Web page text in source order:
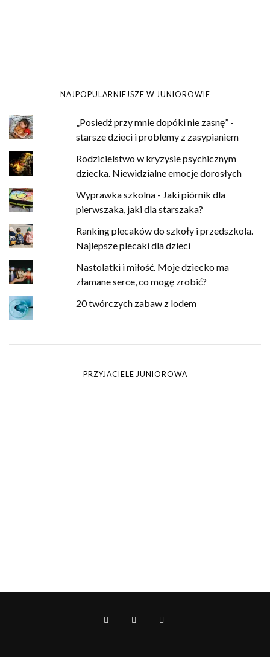
NAJPOPULARNIEJSZE W JUNIOROWIE
„Posiedź przy mnie dopóki nie zasnę” -
starsze dzieci i problemy z zasypianiem
Rodzicielstwo w kryzysie psychicznym
dziecka. Niewidzialne emocje dorosłych
Wyprawka szkolna - Jaki piórnik dla
pierwszaka, jaki dla starszaka?
Ranking plecaków do szkoły i przedszkola.
Najlepsze plecaki dla dzieci
Nastolatki i miłość. Moje dziecko ma
złamane serce, co mogę zrobić?
20 twórczych zabaw z lodem
PRZYJACIELE JUNIOROWA